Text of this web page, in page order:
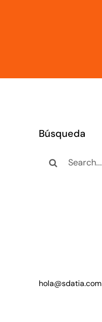
Búsqueda
hola@sdatia.com